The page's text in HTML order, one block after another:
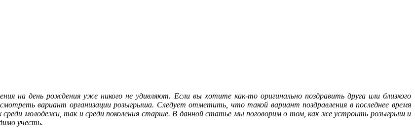
на день рождения уже никого не удивляют. Если вы хотите как-то оригинально поздравить друга или близкого
вариант организации розыгрыша. Следует отметить, что такой вариант поздравления в последнее время
среди молодежи, так и среди поколения старше. В данной статье мы поговорим о том, как же устроить розыгрыш и
учесть.